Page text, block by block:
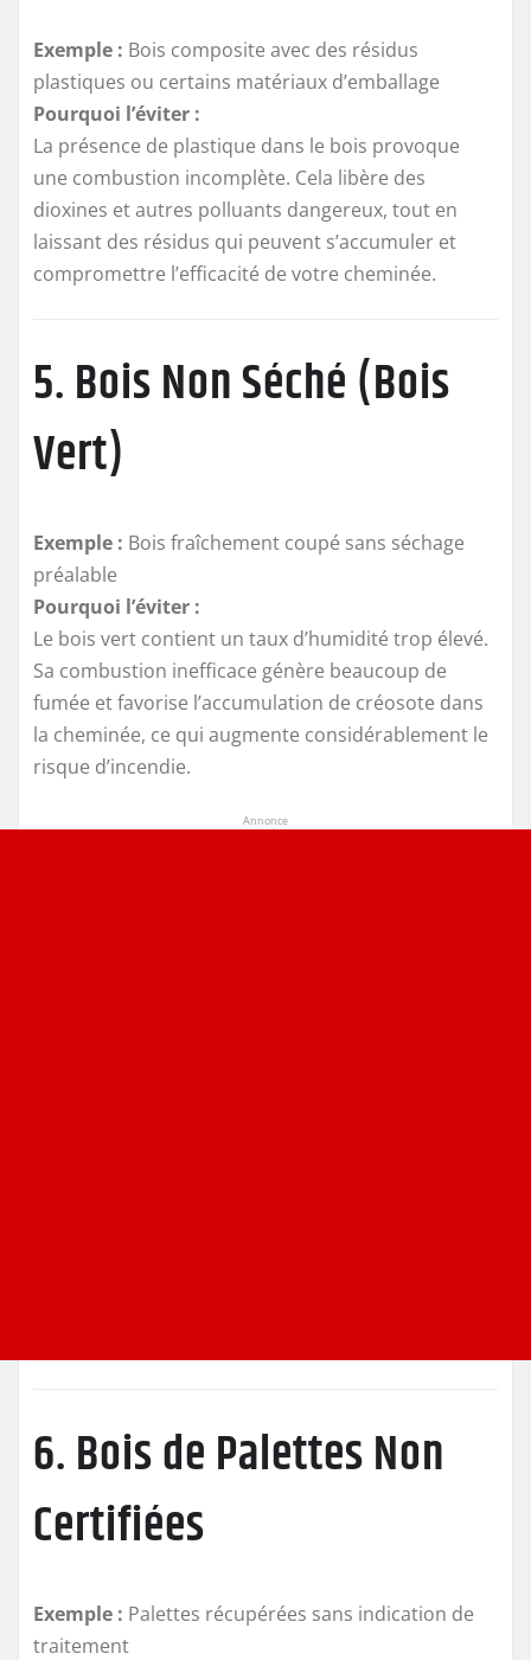
Exemple : Bois composite avec des résidus
plastiques ou certains matériaux d’emballage
Pourquoi l’éviter :
La présence de plastique dans le bois provoque
une combustion incomplète. Cela libère des
dioxines et autres polluants dangereux, tout en
laissant des résidus qui peuvent s’accumuler et
compromettre l’efficacité de votre cheminée.
5. Bois Non Séché (Bois
Vert)
Exemple : Bois fraîchement coupé sans séchage
préalable
Pourquoi l’éviter :
Le bois vert contient un taux d’humidité trop élevé.
Sa combustion inefficace génère beaucoup de
fumée et favorise l’accumulation de créosote dans
la cheminée, ce qui augmente considérablement le
risque d’incendie.
Annonce
6. Bois de Palettes Non
Certifiées
Exemple : Palettes récupérées sans indication de
traitement